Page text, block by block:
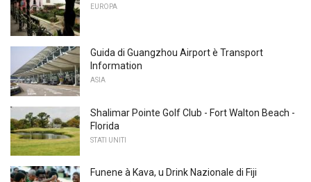
EUROPA
Guida di Guangzhou Airport è Transport
Information
ASIA
Shalimar Pointe Golf Club - Fort Walton Beach -
Florida
STATI UNITI
Funene à Kava, u Drink Nazionale di Fiji